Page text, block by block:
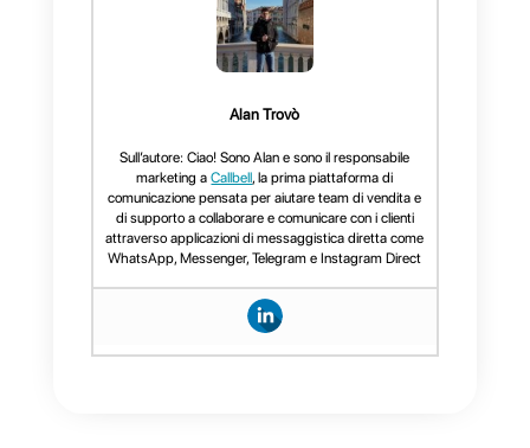
Ti ringraziamo per la lettura, se
nostra piattaforma, ricordati di
condividere o lasciare un
commento!
Grazie mille, alla prossima!